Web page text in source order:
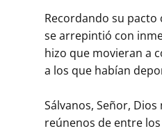
Recordando su pacto
se arrepintió con
hizo que movieran a
a los que habían
Sálvanos, Señor,
reúnenos de entre